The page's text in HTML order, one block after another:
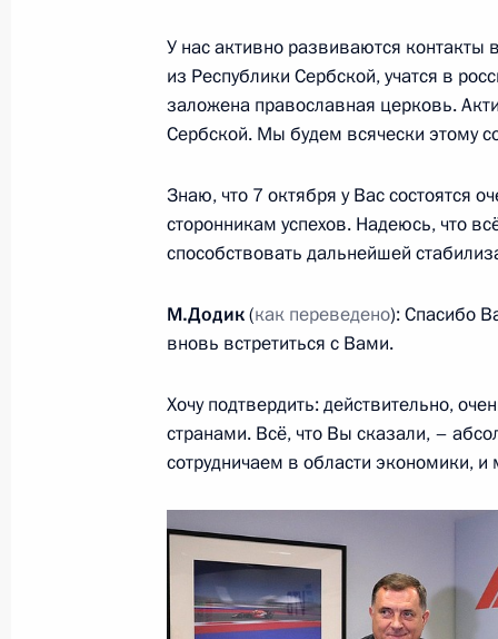
Встреча с Президентом Сербии
2 октября 2018 года, 14:10 Москва, Кремль
1 октября 2018 года, понедельник
Встреча с главой РЖД Олегом
1 октября 2018 года, 13:05 Московская
2 октября Владимир Путин
Александром Вучичем
1 октября 2018 года, 12:00
Поздравление Председателю КНР
годовщины образования
У нас активно развиваются
из Республики Сербской, учатся в
заложена православная церковь.
Сербской. Мы будем всячески этому
Знаю, что 7 октября у Вас состоятся
сторонникам успехов. Надеюсь, что
способствовать дальнейшей
М.Додик(как переведено): Спасибо
вновь встретиться с Вами.
Хочу подтвердить: действительно,
странами. Всё, что Вы сказали, –
сотрудничаем в области экономики, и